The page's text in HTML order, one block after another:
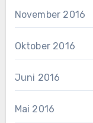
November 2016
Oktober 2016
Juni 2016
Mai 2016